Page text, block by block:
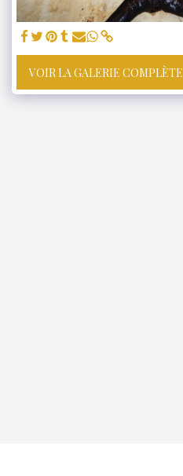
VOIR LA GALERIE COMPLÈTE